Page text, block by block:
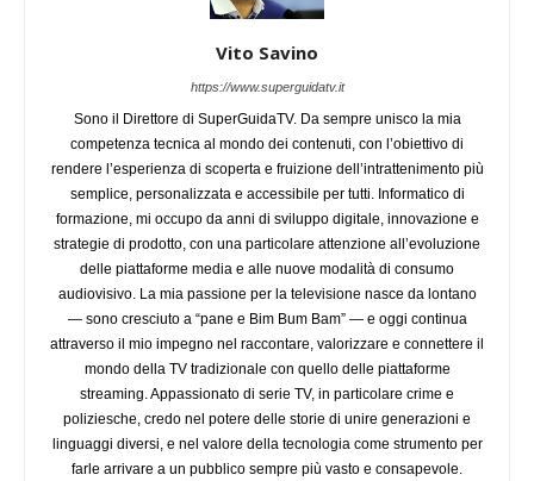
Vito Savino
https://www.superguidatv.it
Sono il Direttore di SuperGuidaTV. Da sempre unisco la mia
competenza tecnica al mondo dei contenuti, con l’obiettivo di
rendere l’esperienza di scoperta e fruizione dell’intrattenimento più
semplice, personalizzata e accessibile per tutti. Informatico di
formazione, mi occupo da anni di sviluppo digitale, innovazione e
strategie di prodotto, con una particolare attenzione all’evoluzione
delle piattaforme media e alle nuove modalità di consumo
audiovisivo. La mia passione per la televisione nasce da lontano
— sono cresciuto a “pane e Bim Bum Bam” — e oggi continua
attraverso il mio impegno nel raccontare, valorizzare e connettere il
mondo della TV tradizionale con quello delle piattaforme
streaming. Appassionato di serie TV, in particolare crime e
poliziesche, credo nel potere delle storie di unire generazioni e
linguaggi diversi, e nel valore della tecnologia come strumento per
farle arrivare a un pubblico sempre più vasto e consapevole.